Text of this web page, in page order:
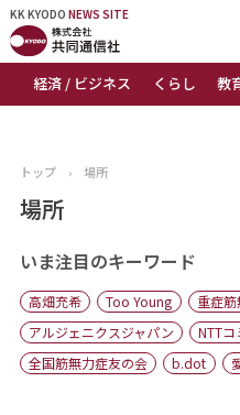
KK KYODO NEWS SITE
経済 / ビジネス くらし 教
KK KYODONEWS SITE
トップページ
ニュース
おすすめコンテンツ
出版物
会社概要
トップ › 場所
場所
いま注目のキーワード
高畑充希 Too Young 重症
アルジェニクスジャパン
NTT
全国筋無力症友の会
b.dot